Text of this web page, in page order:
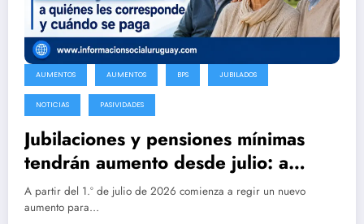
AUMENTOS AUMENTOS BPS JUBILADOS
NOTICIAS PASIVIDADES
Jubilaciones y pensiones mínimas
tendrán aumento desde julio: a
quiénes les corresponde y cuándo
se paga
A partir del 1.º de julio de 2026 comienza a regir un nuevo
aumento para…